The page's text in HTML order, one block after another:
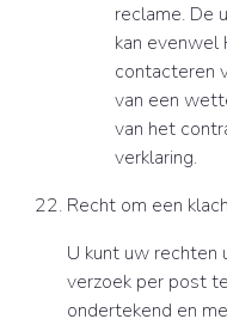
reclame. De
kan evenwel
contacteren
van een
van het
verklaring.
Recht om een
U kunt uw rechten
verzoek per post
ondertekend en